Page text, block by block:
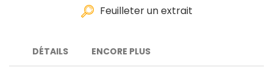
Feuilleter un extrait
DÉTAILS ENCORE PLUS